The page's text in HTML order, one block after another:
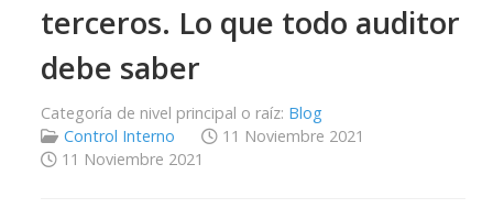
terceros. Lo que todo auditor
debe saber
Categoría de nivel principal o raíz: Blog
Control Interno
11 Noviembre 2021
11 Noviembre 2021